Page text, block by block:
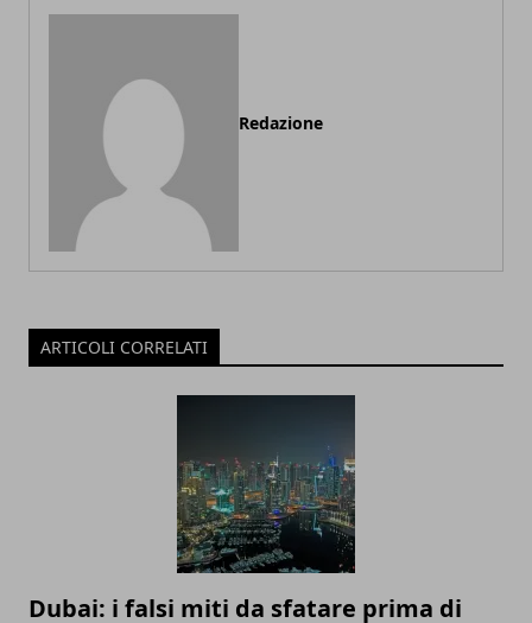
Redazione
ARTICOLI CORRELATI
Dubai: i falsi miti da sfatare prima di